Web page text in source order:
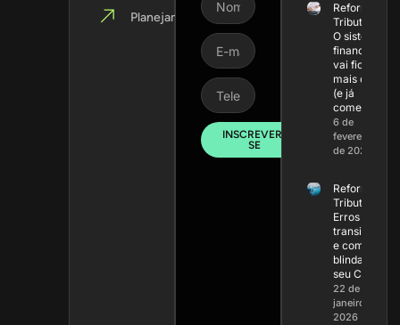
Planejamento
INSCREVER-
SE
Reforma
Tributária:
O sistema
financeiro
vai ficar
mais caro
(e já
começou)
6 de
fevereiro
de 2026
Reforma
Tributária:
Erros na
transição
e como
blindar
seu Caixa
22 de
janeiro de
2026